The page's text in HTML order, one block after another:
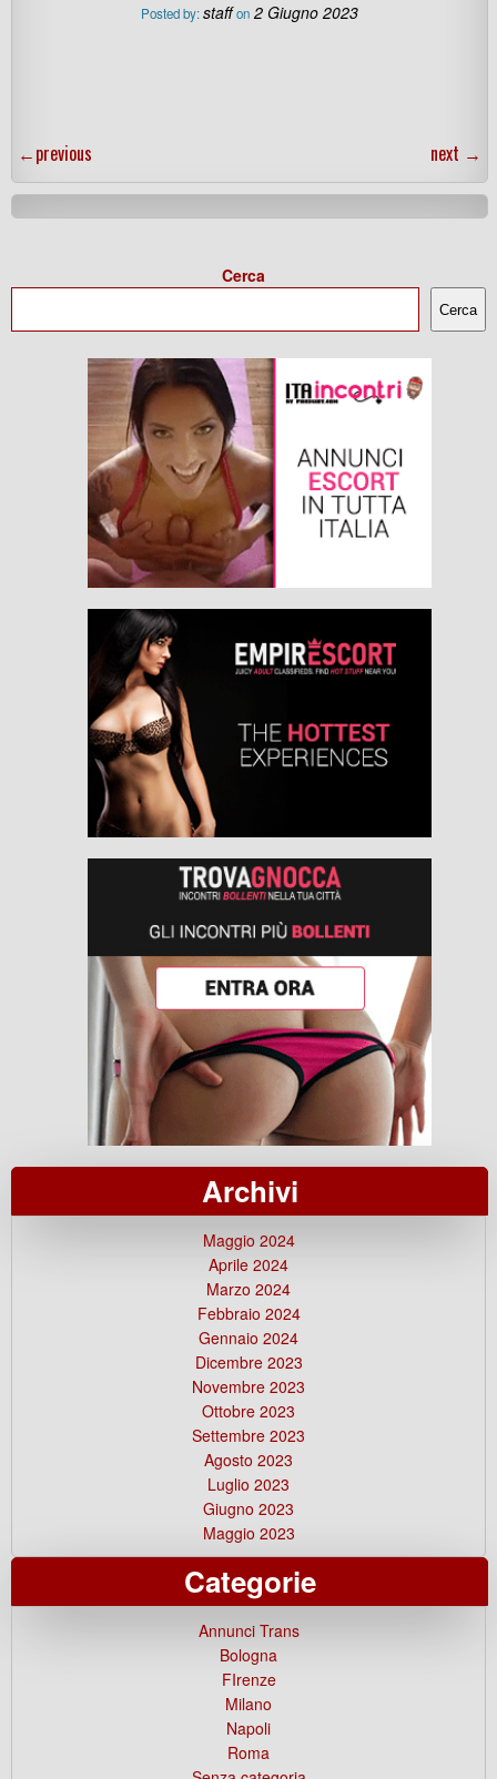
Posted by:staff on 2 Giugno 2023
←previous next →
Cerca
Cerca
Archivi
Maggio 2024
Aprile 2024
Marzo 2024
Febbraio 2024
Gennaio 2024
Dicembre 2023
Novembre 2023
Ottobre 2023
Settembre 2023
Agosto 2023
Luglio 2023
Giugno 2023
Maggio 2023
Categorie
Annunci Trans
Bologna
FIrenze
Milano
Napoli
Roma